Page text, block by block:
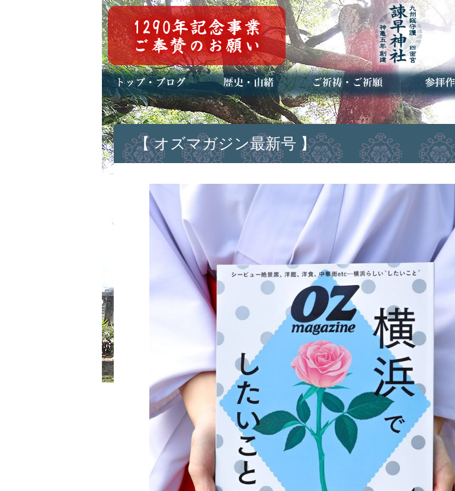
トップページ
ブログ(日々八百万)
お知らせ一覧 歴史・ご祭神
年中行事
メディア掲載 ご祈祷・ご祈願とは
安産祈願
初宮参り
七五三詣
長寿のお祝い
神前結婚式
厄祓い・方位除け
車のお祓い
地鎮祭
神葬祭（神式の葬儀） 神社とは
お参りの作法
【 オズマガジン最新号 】